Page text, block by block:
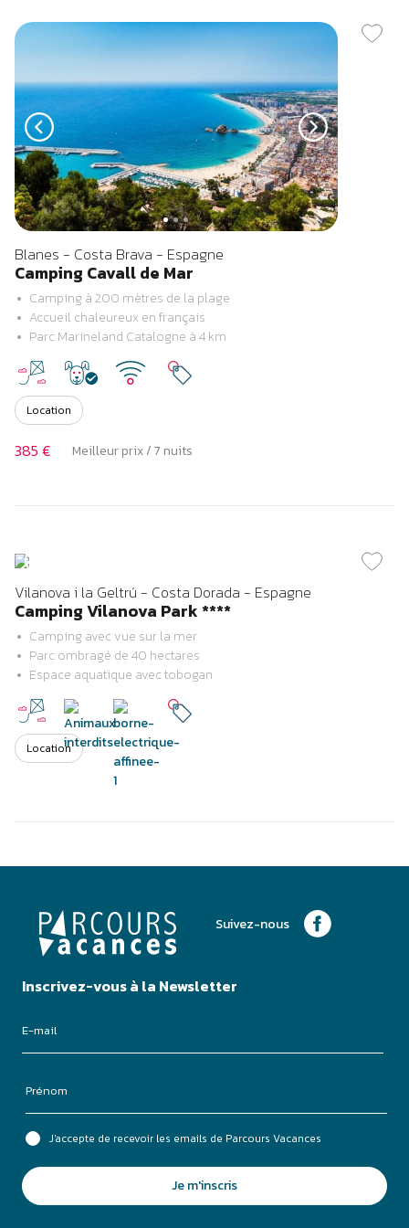
Previous Next
Blanes - Costa Brava - ​Espagne
Camping Cavall de Mar
Camping à 200 mètres de la plage
Accueil chaleureux en français
Parc Marineland Catalogne à 4 km
Location
385 € Meilleur prix / 7 nuits
Vilanova i la Geltrú - Costa Dorada - ​Espagne
Camping Vilanova Park ****
Camping avec vue sur la mer
Parc ombragé de 40 hectares
Espace aquatique avec tobogan
Location
Inscrivez-vous à la Newsletter
J'accepte de recevoir les emails de Parcours Vacances
Je m'inscris
Suivez-nous